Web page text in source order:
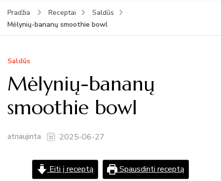
Pradžia Receptai
Saldūs
Mėlynių-bananų smoothie bowl
Saldūs
Mėlynių-bananų
smoothie bowl
atnaujinta 2025-06-27
Eiti į receptą Spausdinti receptą